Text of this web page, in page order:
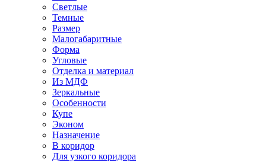
Светлые
Темные
Размер
Малогабаритные
Форма
Угловые
Отделка и материал
Из МДФ
Зеркальные
Особенности
Купе
Эконом
Назначение
В коридор
Для узкого коридора